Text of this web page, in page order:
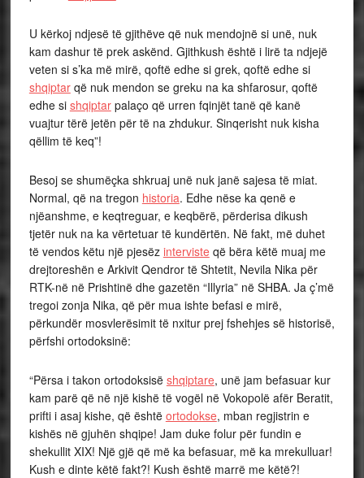
U kërkoj ndjesë të gjithëve që nuk mendojnë si unë, nuk
kam dashur të prek askënd. Gjithkush është i lirë ta ndjejë
veten si s’ka më mirë, qoftë edhe si grek, qoftë edhe si
shqiptarqë nuk mendon se greku na ka shfarosur, qoftë
edhe si shqiptarpalaço që urren fqinjët tanë që kanë
vuajtur tërë jetën për të na zhdukur. Sinqerisht nuk kisha
qëllim të keq”!
Besoj se shumëçka shkruaj unë nuk janë sajesa të miat.
Normal, që na tregon historia. Edhe nëse ka qenë e
njëanshme, e keqtreguar, e keqbërë, përderisa dikush
tjetër nuk na ka vërtetuar të kundërtën. Në fakt, më duhet
të vendos këtu një pjesëz intervisteqë bëra këtë muaj me
drejtoreshën e Arkivit Qendror të Shtetit, Nevila Nika për
RTK-në në Prishtinë dhe gazetën “Illyria” në SHBA. Ja ç’më
tregoi zonja Nika, që për mua ishte befasi e mirë,
përkundër mosvlerësimit të nxitur prej fshehjes së historisë,
përfshi ortodoksinë:
“Përsa i takon ortodoksisë shqiptare, unë jam befasuar kur
kam parë që në një kishë të vogël në Vokopolë afër Beratit,
prifti i asaj kishe, që është ortodokse, mban regjistrin e
kishës në gjuhën shqipe! Jam duke folur për fundin e
shekullit XIX! Një gjë që më ka befasuar, më ka mrekulluar!
Kush e dinte këtë fakt?! Kush është marrë me këtë?!